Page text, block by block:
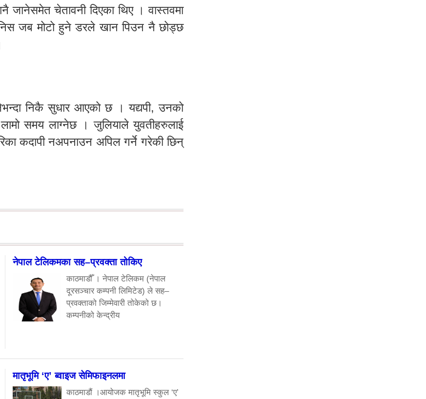
जानेसमेत चेतावनी दिएका थिए । वास्तवमा
जब मोटो हुने डरले खान पिउन नै छोड्छ
निकै सुधार आएको छ । यद्यपी, उनको
समय लाग्नेछ । जुलियाले युवतीहरुलाई
कदापी नअपनाउन अपिल गर्ने गरेकी छिन्
नेपाल टेलिकमका सह–प्रवक्ता तोकिए
काठमाडौँ । नेपाल टेलिकम (नेपाल
दूरसञ्चार कम्पनी लिमिटेड) ले सह–
प्रवक्ताको जिम्मेवारी तोकेको छ।
कम्पनीको केन्द्रीय
मातृभूमि ‘ए’ ब्वाइज सेमिफाइनलमा
काठमाडौं ।आयोजक मातृभूमि स्कुल ‘ए’